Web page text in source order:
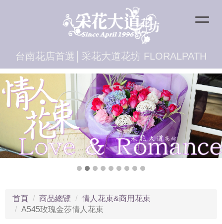
台南花店首選│采花大道花坊 FLORALPATH
首頁 商品總覽
情人花束&商用花束
A545玫瑰金莎情人花束